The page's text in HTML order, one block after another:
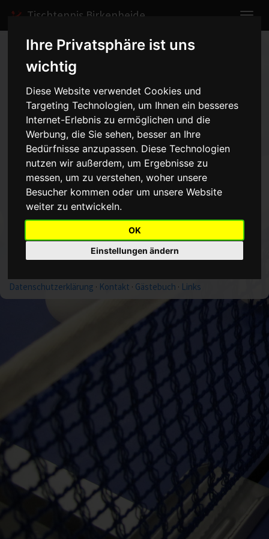
Ihre Privatsphäre ist uns
wichtig
Diese Website verwendet Cookies und
Targeting Technologien, um Ihnen ein besseres
Internet-Erlebnis zu ermöglichen und die
Werbung, die Sie sehen, besser an Ihre
Bedürfnisse anzupassen. Diese Technologien
nutzen wir außerdem, um Ergebnisse zu
messen, um zu verstehen, woher unsere
Besucher kommen oder um unsere Website
weiter zu entwickeln.
OK
Einstellungen ändern
Tischtennis Birkenheide
Home Spiele 2019/2020 Schülerinnen I
Schülerinnen I -
2019/2020
Mannschaft Saison
Zu dieser Mannschaft sind keine Daten vorhanden!
Datenschutzerklärung · Kontakt · Gästebuch · Links